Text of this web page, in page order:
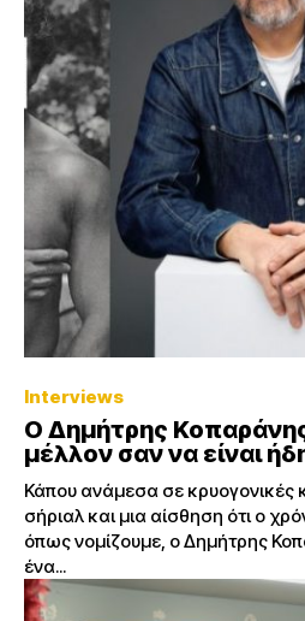
Interviews
Ο Δημήτρης
μέλλον σαν να είναι
Κάπου ανάμεσα σε κρυογονικές
σήριαλ και μια αίσθηση ότι ο
όπως νομίζουμε, ο Δημήτρης
ένα...